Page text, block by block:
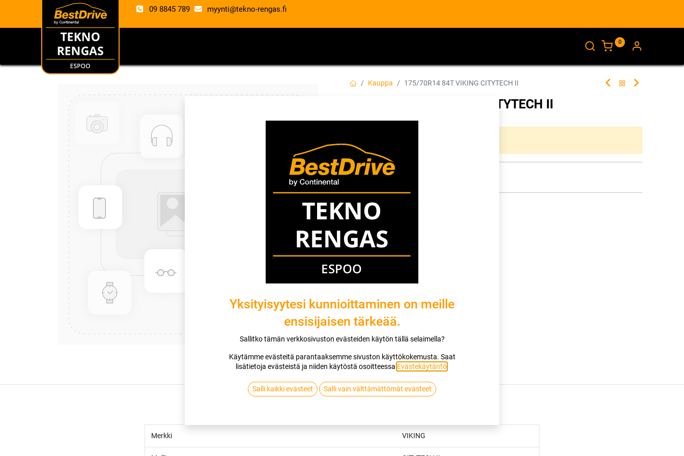
09 8845 789 myynti@tekno-rengas.fi
0
Kauppa 175/70R14 84T VIKING CITYTECH II
175/70R14 84T VIKING CITYTECH II
EAN:4024069551095
VIKING
Jaa
Toimitusehdot
Merkki VIKING
Yksityisyytesi kunnioittaminen on meille
ensisijaisen tärkeää.
Sallitko tämän verkkosivuston evästeiden käytön tällä selaimella?
Käytämme evästeitä parantaaksemme sivuston käyttökokemusta. Saat
lisätietoja evästeistä ja niiden käytöstä osoitteessa Evästekäytäntö.
Salli kaikki evästeet Salli vain välttämättömät evästeet